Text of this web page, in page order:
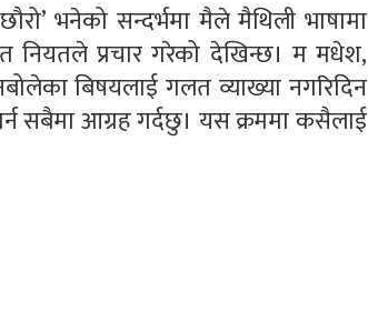
भनेको सन्दर्भमा मैले मैथिली भाषामा
प्रचार गरेको देखिन्छ। म मधेश,
बिषयलाई गलत व्याख्या नगरिदिन
सबैमा आग्रह गर्दछु। यस क्रममा कसैलाई